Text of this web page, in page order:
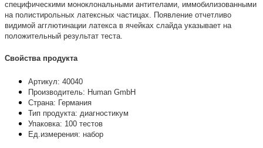
специфическими моноклональными антителами, иммобилизованными
на полистирольных латексных частицах. Появление отчетливо
видимой агглютинации латекса в ячейках слайда указывает на
положительный результат теста.
Свойства продукта
Артикул: 40040
Производитель: Human GmbH
Страна: Германия
Тип продукта: диагностикум
Упаковка: 100 тестов
Ед.измерения: набор